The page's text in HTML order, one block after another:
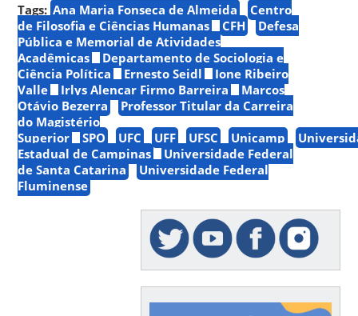
Tags: Ana Maria Fonseca de Almeida
Centro
de Filosofia e Ciências Humanas
CFH
Defesa
Pública e Memorial de Atividades
Acadêmicas
Departamento de Sociologia e
Ciência Política
Ernesto Seidl
Ione Ribeiro
Valle
Irlys Alencar Firmo Barreira
Marcos
Otávio Bezerra
Professor Titular da Carreira
do Magistério
Superior
SPO UFC UFF UFSC Unicamp
Estadual de Campinas
Universidade Federal
de Santa Catarina
Universidade Federal
Fluminense